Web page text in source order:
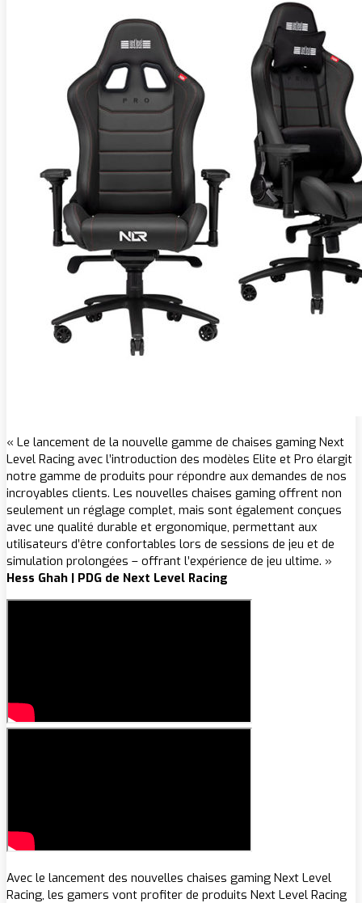
« Le lancement de la nouvelle gamme de chaises gaming Next
Level Racing avec l’introduction des modèles Elite et Pro élargit
notre gamme de produits pour répondre aux demandes de nos
incroyables clients. Les nouvelles chaises gaming offrent non
seulement un réglage complet, mais sont également conçues
avec une qualité durable et ergonomique, permettant aux
utilisateurs d’être confortables lors de sessions de jeu et de
simulation prolongées – offrant l’expérience de jeu ultime. »
Hess Ghah | PDG de Next Level Racing
Avec le lancement des nouvelles chaises gaming Next Level
Racing, les gamers vont profiter de produits Next Level Racing